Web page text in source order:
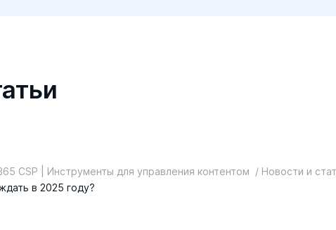
CSP | Инструменты для управления контентом / Новости и
в 2025 году?